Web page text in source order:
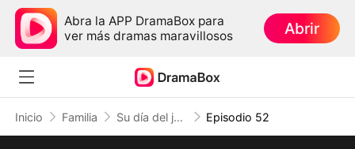
Abra la APP DramaBox para
ver más dramas maravillosos
Abrir
Inicio Familia Su día del juicio: La heredera perdida (Doblado) Episodio 52